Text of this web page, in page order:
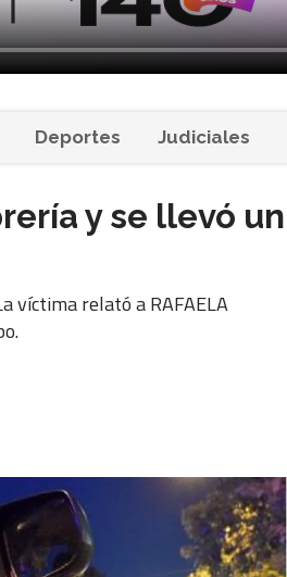
Deportes Judiciales
y se llevó un
víctima relató a RAFAELA